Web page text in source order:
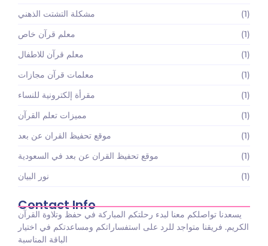
مشكلة التشتت الذهني
(1)
معلم قرآن خاص
(1)
معلم قرآن للاطفال
(1)
معلمات قرآن مجازات
(1)
مقرأة إلكترونية للنساء
(1)
مميزات تعلم القرآن
(1)
موقع تحفيظ القران عن بعد
(1)
موقع تحفيظ القران عن بعد في السعودية
(1)
نور البيان
(1)
Contact Info
يسعدنا تواصلكم معنا لبدء رحلتكم المباركة في حفظ وتلاوة القرآن
الكريم. فريقنا متواجد للرد على استفساراتكم ومساعدتكم في اختيار
الباقة المناسبة